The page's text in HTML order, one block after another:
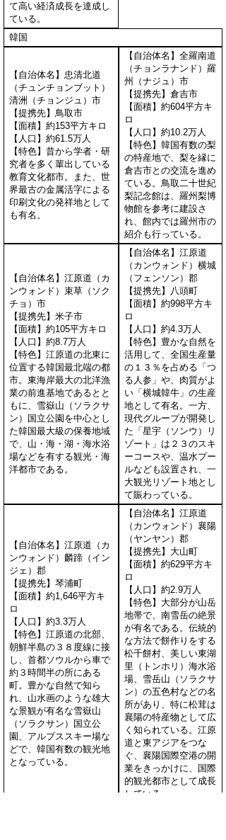
て高い経済成長を達成し
ている。
韓国
【自治体名】忠清北道
（チュンチョンブット）
清洲（チョンジュ）市
【提携先】鳥取市
【面積】約153平方キロ
【人口】約61.5万人
【特色】昔から学者・研
究者を多く輩出している
教育文化都市。また、世
界最古の金属活字による
印刷文化の発祥地として
も有名。
【自治体名】全羅南道
（チョンラナンド）羅
州（ナジュ）市
【提携先】倉吉市
【面積】約604平方キ
ロ
【人口】約10.2万人
【特色】韓国有数の梨
の特産地で、梨を縁に
倉吉市との交流を進め
ている。鳥取二十世紀
梨記念館は、羅州梨博
物館を参考に建設さ
れ、館内では羅州市の
紹介も行っている。
【自治体名】江原道（カ
ンウォンド）束草（ソク
チョ）市
【提携先】米子市
【面積】約105平方キロ
【人口】約8.7万人
【特色】江原道の北東に
位置する韓国最北端の都
市。東海岸最大の北洋漁
業の前進基地であるとと
もに、雪嶽山（ソラクサ
ン）国立公園を中心とし
た韓国最大級の保養地域
で、山・海・湖・海水浴
場などを有する観光・海
洋都市である。
【自治体名】江原道
（カンウォンド）横城
（フェンソン）郡
【提携先】八頭町
【面積】約998平方キ
ロ
【人口】約4.3万人
【特色】豊かな自然を
活用して、全国生産量
の１３％を占める「つ
る人参」や、肉質がよ
い「横城韓牛」の生産
地として有名。一方、
現代グループが開発し
た「星宇（ソンウ）リ
ゾート」は２３のスキ
ーコースや、温水プー
ルなども設置され、一
大観光リゾート地とし
て賑わっている。
【自治体名】江原道（カ
ンウォンド）麟蹄（イン
ジェ）郡
【提携先】琴浦町
【面積】約1,646平方キ
ロ
【人口】約3.3万人
【特色】江原道の北部、
朝鮮半島の３８度線に接
し、首都ソウルから車で
約３時間半の所にある
町。豊かな自然で知ら
れ、山水画のような雄大
な景観が有名な雪嶽山
（ソラクサン）国立公
園、アルプススキー場な
どで、韓国有数の観光地
となっている。
【自治体名】江原道
（カンウォンド）襄陽
（ヤンヤン）郡
【提携先】大山町
【面積】約629平方キ
ロ
【人口】約2.9万人
【特色】大部分が山岳
地帯で、南雪岳の絶景
が有名である。伝統的
な方法で餅作りをする
松千餅村、美しい東湖
里（トンホリ）海水浴
場、雪岳山（ソラクサ
ン）の五色村などの名
所があり、特に松茸は
襄陽の特産物として広
く知られている。江原
道と東アジアをつな
ぐ、襄陽国際空港の開
業をきっかけに、国際
的観光都市として成長
している。